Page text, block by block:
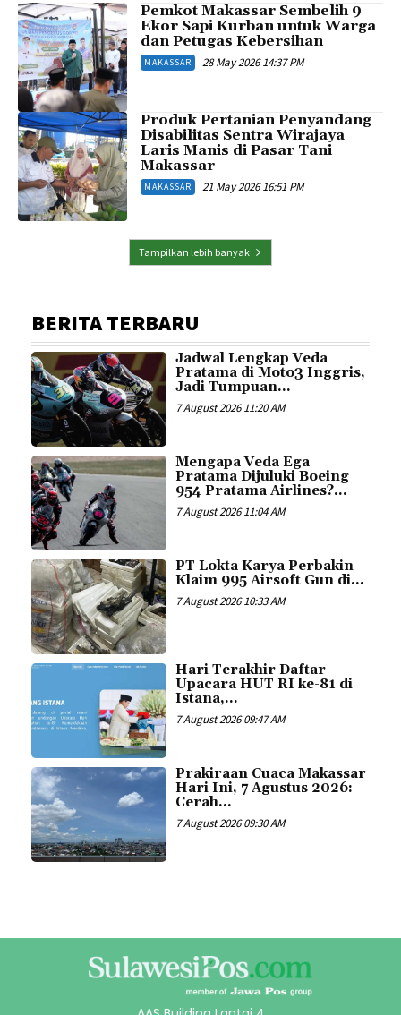
Pemkot Makassar Sembelih 9
Ekor Sapi Kurban untuk Warga
dan Petugas Kebersihan
MAKASSAR 28 May 2026 14:37 PM
Produk Pertanian Penyandang
Disabilitas Sentra Wirajaya
Laris Manis di Pasar Tani
Makassar
MAKASSAR 21 May 2026 16:51 PM
Tampilkan lebih banyak
BERITA TERBARU
Jadwal Lengkap Veda
Pratama di Moto3 Inggris,
Jadi Tumpuan...
7 August 2026 11:20 AM
Mengapa Veda Ega
Pratama Dijuluki Boeing
954 Pratama Airlines?...
7 August 2026 11:04 AM
PT Lokta Karya Perbakin
Klaim 995 Airsoft Gun di...
7 August 2026 10:33 AM
Hari Terakhir Daftar
Upacara HUT RI ke-81 di
Istana,...
7 August 2026 09:47 AM
Prakiraan Cuaca Makassar
Hari Ini, 7 Agustus 2026:
Cerah...
7 August 2026 09:30 AM